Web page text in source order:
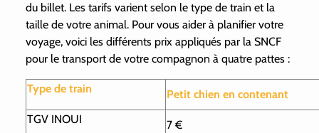
du billet. Les tarifs varient selon le type de train et la
taille de votre animal. Pour vous aider à planifier votre
voyage, voici les différents prix appliqués par la SNCF
pour le transport de votre compagnon à quatre pattes :
Type de train
Petit chien en contenant
TGV INOUI
7 €